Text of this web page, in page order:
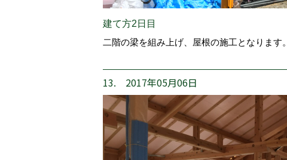
建て方2日目
二階の梁を組み上げ、屋根の施工となります。
13. 2017年05月06日